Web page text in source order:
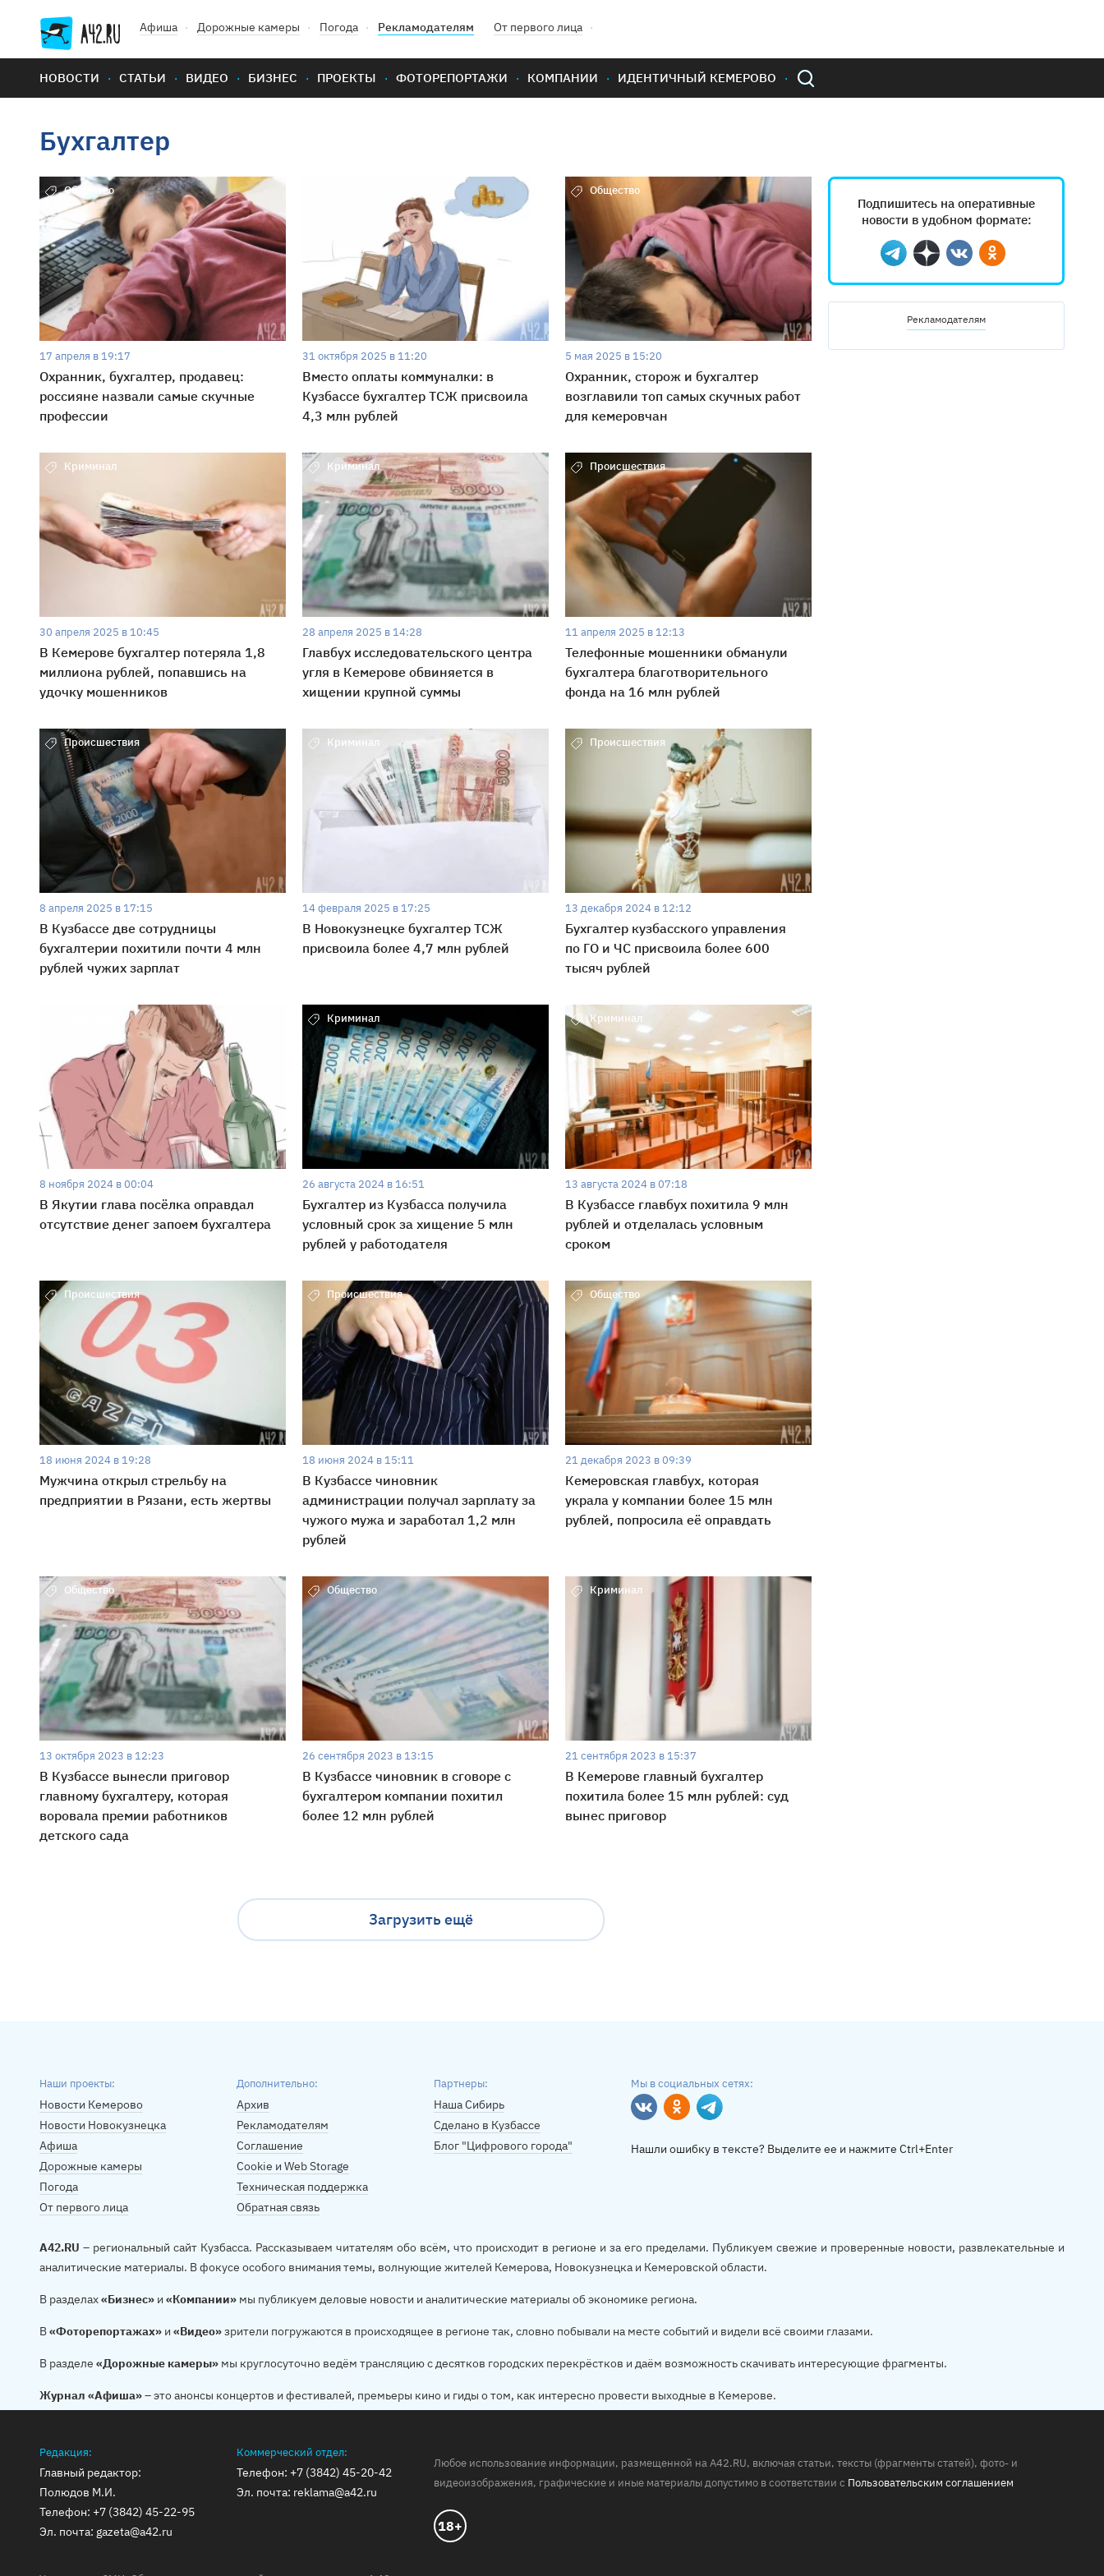
Афиша Дорожные камеры Погода Рекламодателям От первого лица
НОВОСТИ СТАТЬИ ВИДЕО БИЗНЕС ПРОЕКТЫ ФОТОРЕПОРТАЖИ КОМПАНИИ ИДЕНТИЧНЫЙ КЕМЕРОВО
Бухгалтер
Общество
17 апреля в 19:17
Охранник, бухгалтер, продавец:
россияне назвали самые скучные
профессии
31 октября 2025 в 11:20
Вместо оплаты коммуналки: в
Кузбассе бухгалтер ТСЖ присвоила
4,3 млн рублей
Общество
5 мая 2025 в 15:20
Охранник, сторож и бухгалтер
возглавили топ самых скучных работ
для кемеровчан
Криминал
30 апреля 2025 в 10:45
В Кемерове бухгалтер потеряла 1,8
миллиона рублей, попавшись на
удочку мошенников
Криминал
28 апреля 2025 в 14:28
Главбух исследовательского центра
угля в Кемерове обвиняется в
хищении крупной суммы
Происшествия
11 апреля 2025 в 12:13
Телефонные мошенники обманули
бухгалтера благотворительного
фонда на 16 млн рублей
Происшествия
8 апреля 2025 в 17:15
В Кузбассе две сотрудницы
бухгалтерии похитили почти 4 млн
рублей чужих зарплат
Криминал
14 февраля 2025 в 17:25
В Новокузнецке бухгалтер ТСЖ
присвоила более 4,7 млн рублей
Происшествия
13 декабря 2024 в 12:12
Бухгалтер кузбасского управления
по ГО и ЧС присвоила более 600
тысяч рублей
8 ноября 2024 в 00:04
В Якутии глава посёлка оправдал
отсутствие денег запоем бухгалтера
Криминал
26 августа 2024 в 16:51
Бухгалтер из Кузбасса получила
условный срок за хищение 5 млн
рублей у работодателя
Криминал
13 августа 2024 в 07:18
В Кузбассе главбух похитила 9 млн
рублей и отделалась условным
сроком
Происшествия
18 июня 2024 в 19:28
Мужчина открыл стрельбу на
предприятии в Рязани, есть жертвы
Происшествия
18 июня 2024 в 15:11
В Кузбассе чиновник
администрации получал зарплату за
чужого мужа и заработал 1,2 млн
рублей
Общество
21 декабря 2023 в 09:39
Кемеровская главбух, которая
украла у компании более 15 млн
рублей, попросила её оправдать
Общество
13 октября 2023 в 12:23
В Кузбассе вынесли приговор
главному бухгалтеру, которая
воровала премии работников
детского сада
Общество
26 сентября 2023 в 13:15
В Кузбассе чиновник в сговоре с
бухгалтером компании похитил
более 12 млн рублей
Криминал
21 сентября 2023 в 15:37
В Кемерове главный бухгалтер
похитила более 15 млн рублей: суд
вынес приговор
Загрузить ещё
Подпишитесь на оперативные
новости в удобном формате:
Telegram
ДзенВконтактеОдноклассники
Рекламодателям
Наши проекты:
Новости Кемерово
Новости Новокузнецка
Афиша
Дорожные камеры
Погода
От первого лица
Дополнительно:
Архив
Рекламодателям
Соглашение
Cookie и Web Storage
Техническая поддержка
Обратная связь
Партнеры:
Наша Сибирь
Сделано в Кузбассе
Блог "Цифрового города"
Мы в социальных сетях:
ВконтактеОдноклассники
Telegram
Нашли ошибку в тексте? Выделите ее и нажмите Ctrl+Enter
A42.RU – региональный сайт Кузбасса. Рассказываем читателям обо всём, что происходит в регионе и за его пределами. Публикуем свежие и проверенные новости, развлекательные и
аналитические материалы. В фокусе особого внимания темы, волнующие жителей Кемерова, Новокузнецка и Кемеровской области.
В разделах«Бизнес» и «Компании» мы публикуем деловые новости и аналитические материалы об экономике региона.
В«Фоторепортажах» и «Видео»зрители погружаются в происходящее в регионе так, словно побывали на месте событий и видели всё своими глазами.
В разделе «Дорожные камеры» мы круглосуточно ведём трансляцию с десятков городских перекрёстков и даём возможность скачивать интересующие фрагменты.
Журнал «Афиша»– это анонсы концертов и фестивалей, премьеры кино и гиды о том, как интересно провести выходные в Кемерове.
Редакция:
Главный редактор:
Полюдов М.И.
Телефон: +7 (3842) 45-22-95
Эл. почта: gazeta@a42.ru
Коммерческий отдел:
Телефон: +7 (3842) 45-20-42
Эл. почта: reklama@a42.ru
Любое использование информации, размещенной на A42.RU, включая статьи, тексты (фрагменты статей), фото- и
видеоизображения, графические и иные материалы допустимо в соответствии с Пользовательским соглашением
18+